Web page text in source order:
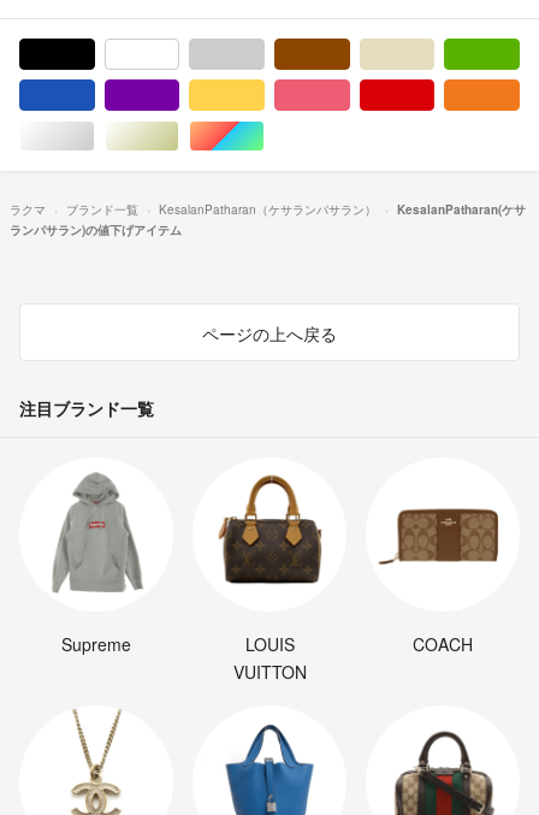
シルバー/銀色系ゴールド/金色系マルチカラー
ラクマ ブランド一覧 KesalanPatharan（ケサランパサラン）
KesalanPatharan(ケサ
ランパサラン)の値下げアイテム
ページの上へ戻る
注目ブランド一覧
Supreme
LOUIS
VUITTON
COACH